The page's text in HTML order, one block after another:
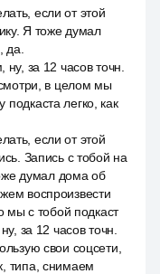
если от этой
Я тоже думал
да.
за 12 часов точн.
в целом мы
легко, как
если от этой
Запись с тобой на
думал дома об
воспроизвести
мы с тобой подкаст
за 12 часов точн.
свои соцсети,
типа, снимаем